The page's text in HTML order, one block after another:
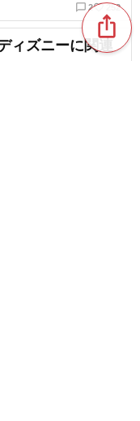
chat_bubble_outline 2favorite_border 252
ィズニーに関連
ios_share